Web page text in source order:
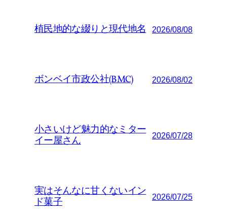
植民地的な綴りと現代地名 2026/08/08
ボンベイ市政公社(BMC) 2026/08/02
小さいけど魅力的なミター
イー屋さん
2026/07/28
実はそんなに甘くないイン
ド菓子
2026/07/25